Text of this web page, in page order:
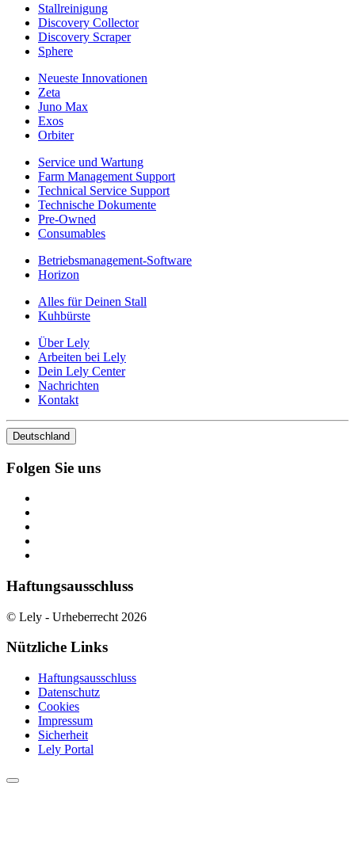
Stallreinigung
Discovery Collector
Discovery Scraper
Sphere
Neueste Innovationen
Zeta
Juno Max
Exos
Orbiter
Service und Wartung
Farm Management Support
Technical Service Support
Technische Dokumente
Pre-Owned
Consumables
Betriebsmanagement-Software
Horizon
Alles für Deinen Stall
Kuhbürste
Über Lely
Arbeiten bei Lely
Dein Lely Center
Nachrichten
Kontakt
Deutschland
Folgen Sie uns
Haftungsausschluss
© Lely - Urheberrecht 2026
Nützliche Links
Haftungsausschluss
Datenschutz
Cookies
Impressum
Sicherheit
Lely Portal